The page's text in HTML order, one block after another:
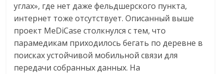
углах», где нет даже фельдшерского пункта,
интернет тоже отсутствует. Описанный выше
проект MeDiCase столкнулся с тем, что
парамедикам приходилось бегать по деревне в
поисках устойчивой мобильной связи для
передачи собранных данных. На